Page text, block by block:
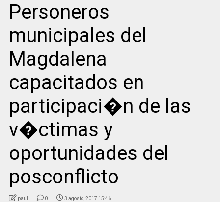
Personeros
municipales del
Magdalena
capacitados en
participaci�n de las
v�ctimas y
oportunidades del
posconflicto
paul 0 3 agosto, 2017 15:46